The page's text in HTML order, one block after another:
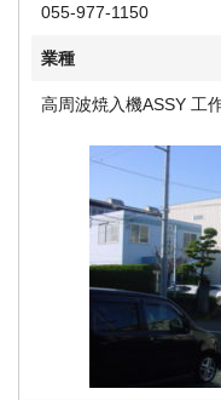
055-977-1150
業種
高周波焼入機ASSY 工